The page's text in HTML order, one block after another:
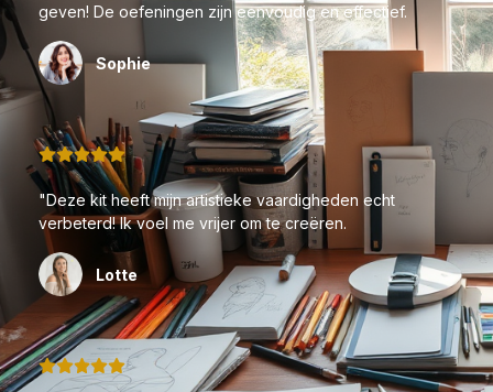
geven! De oefeningen zijn eenvoudig en effectief.
Sophie
"Deze kit heeft mijn artistieke vaardigheden echt
verbeterd! Ik voel me vrijer om te creëren.
Lotte